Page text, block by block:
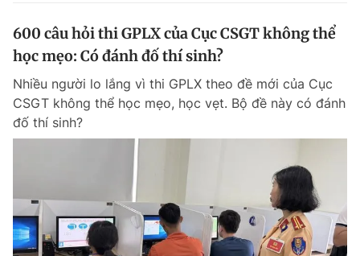
600 câu hỏi thi GPLX của Cục CSGT không thể
học mẹo: Có đánh đố thí sinh?
Nhiều người lo lắng vì thi GPLX theo đề mới của Cục
CSGT không thể học mẹo, học vẹt. Bộ đề này có đánh
đố thí sinh?